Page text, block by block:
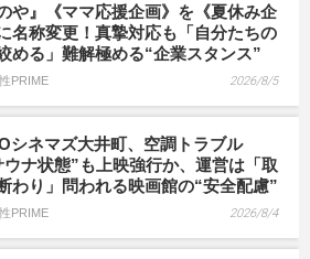
のや』《ママ応援企画》を《夏休み企
名称変更！真摯対応も「自分たちの
める」難解極める“企業スタンス”
PRIME 2026/8/5
シネマズ大井町、空調トラブル
ウナ状態”も上映強行か、運営は「取
わり」問われる映画館の“安全配慮”
PRIME 2026/8/4